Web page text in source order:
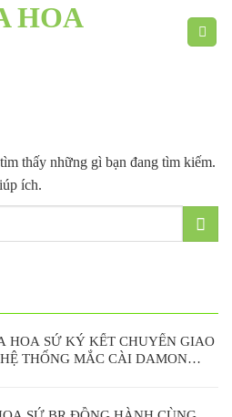
HOA SỨ KÝ KẾT CHUYỂN GIAO
THỐNG MẮC CÀI DAMON
thấy những gì bạn đang tìm kiếm.
ích.